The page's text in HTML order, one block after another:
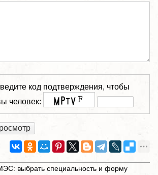
код подтверждения, чтобы
человек:
выбрать специальность и форму